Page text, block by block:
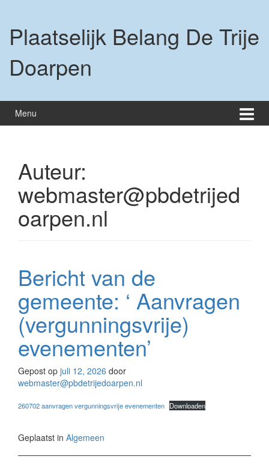
inhoud
hoofdmenu
Plaatselijk Belang De Trije
Doarpen
Menu
Auteur:
webmaster@pbdetrijed
oarpen.nl
Bericht van de
gemeente: ‘ Aanvragen
(vergunningsvrije)
evenementen’
Gepost op juli 12, 2026 door
webmaster@pbdetrijedoarpen.nl
260702 aanvragen vergunningsvrije evenementen Downloaden
Geplaatst in Algemeen